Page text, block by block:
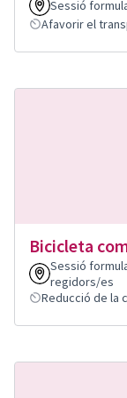
Sessió
Afavorir el
Bicicleta
Sessió
regidors/es
Reducció de la